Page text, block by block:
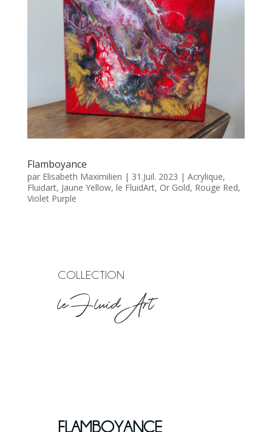
Flamboyance
par Elisabeth Maximilien | 31.Juil. 2023 | Acrylique,
Fluidart, Jaune Yellow, le FluidArt, Or Gold, Rouge Red,
Violet Purple
COLLECTION
le Fluid’Art
FLAMBOYANCE